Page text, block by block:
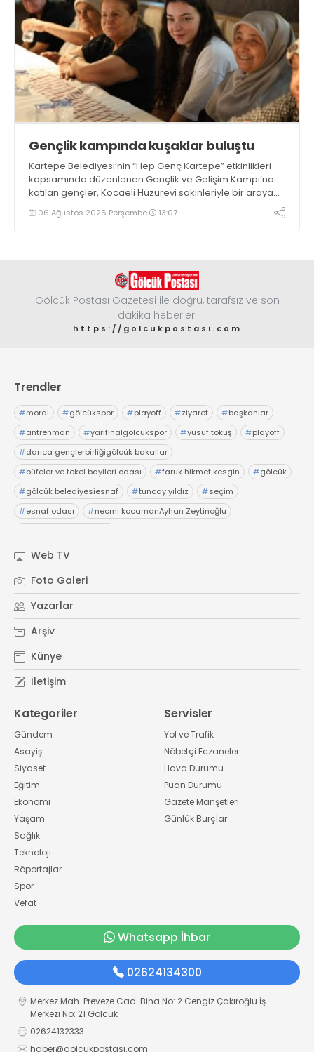
Gençlik kampında kuşaklar buluştu
Kartepe Belediyesi’nin “Hep Genç Kartepe” etkinlikleri
kapsamında düzenlenen Gençlik ve Gelişim Kampı’na
katılan gençler, Kocaeli Huzurevi sakinleriyle bir araya
geldi06 Ağustos 2026 Perşembe 13:07
Gölcük Postası Gazetesi ile doğru, tarafsız ve son
dakika heberleri
https://golcukpostasi.com
Trendler
#moral #gölcükspor #playoff #ziyaret #başkanlar
#antrenman #yarıfinalgölcükspor #yusuf tokuş #playoff
#darıca gençlerbirliğigölcük bakallar
#büfeler ve tekel bayileri odası #faruk hikmet kesgin #gölcük
#gölcük belediyesiesnaf #tuncay yıldız #seçim
#esnaf odası #necmi kocamanAyhan Zeytinoğlu
Web TV
Foto Galeri
Yazarlar
Arşiv
Künye
İletişim
Kategoriler
Gündem
Asayiş
Siyaset
Eğitim
Ekonomi
Yaşam
Sağlık
Teknoloji
Röportajlar
Spor
Vefat
Servisler
Yol ve Trafik
Nöbetçi Eczaneler
Hava Durumu
Puan Durumu
Gazete Manşetleri
Günlük Burçlar
Whatsapp İhbar
02624134300
Merkez Mah. Preveze Cad. Bina No: 2 Cengiz Çakıroğlu İş
Merkezi No: 21 Gölcük
02624132333
haber@golcukpostasi.com